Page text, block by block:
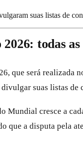
suas listas de
todas
que será realizada
suas listas
Mundial cresce a
que a disputa pela